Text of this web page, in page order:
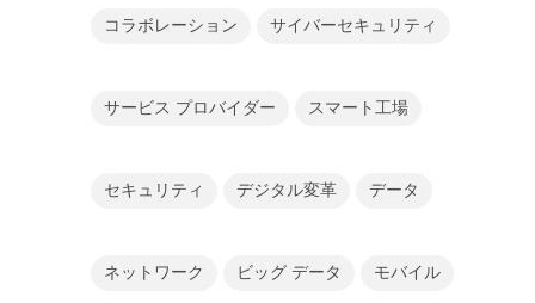
コラボレーション サイバーセキュリティ
サービス プロバイダー スマート工場
セキュリティ デジタル変革 データ
ネットワーク ビッグ データ モバイル